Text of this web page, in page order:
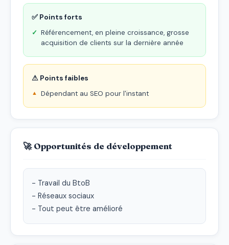
✅ Points forts
Référencement, en pleine croissance, grosse
acquisition de clients sur la dernière année
⚠ Points faibles
Dépendant au SEO pour l'instant
🚀 Opportunités de développement
- Travail du BtoB
- Réseaux sociaux
- Tout peut être amélioré